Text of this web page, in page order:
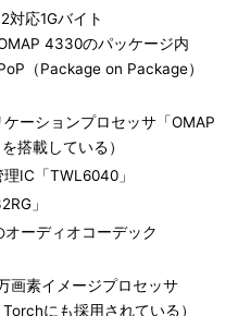
対応1Gバイト
4330のパッケージ内
（Package on Package）
ーションプロセッサ「OMAP
搭載している）
IC「TWL6040」
」
ーディオコーデック
画素イメージプロセッサ
にも採用されている）